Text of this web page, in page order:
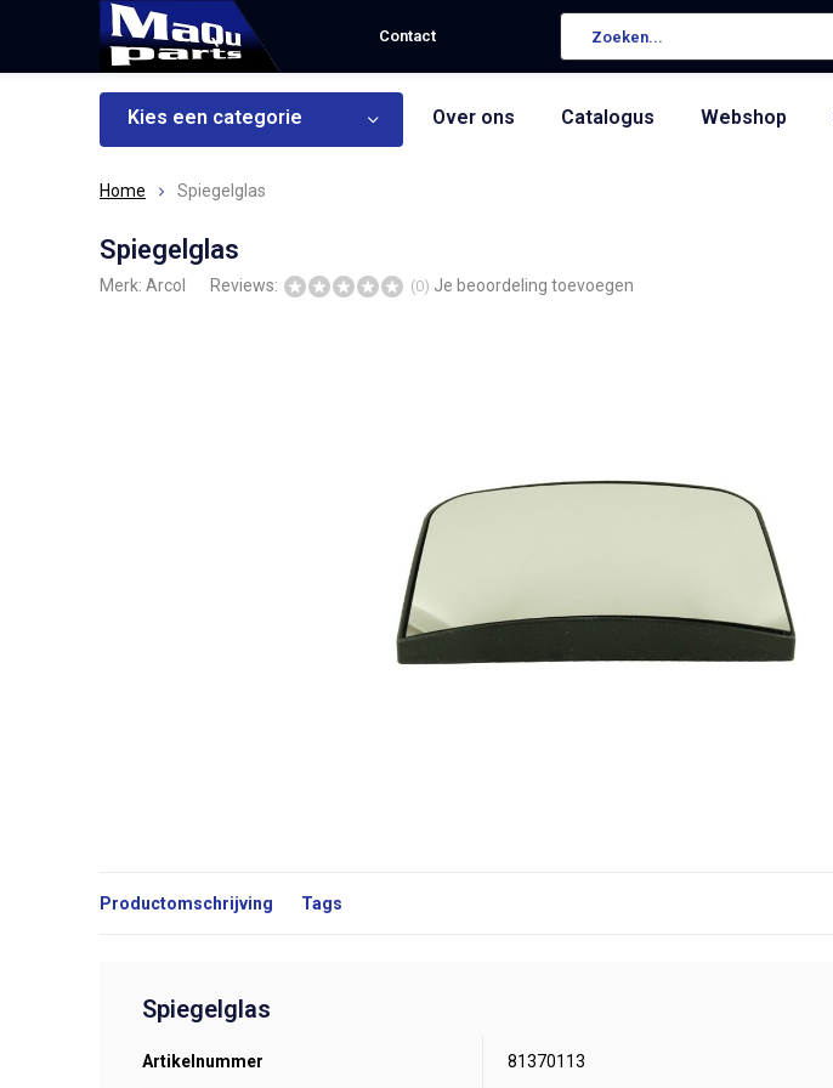
Contact
Kies een categorie Over ons Catalogus Webshop
Home Spiegelglas
Spiegelglas
Merk: Arcol Reviews: (0) Je beoordeling toevoegen
Productomschrijving Tags
Spiegelglas
Artikelnummer 81370113